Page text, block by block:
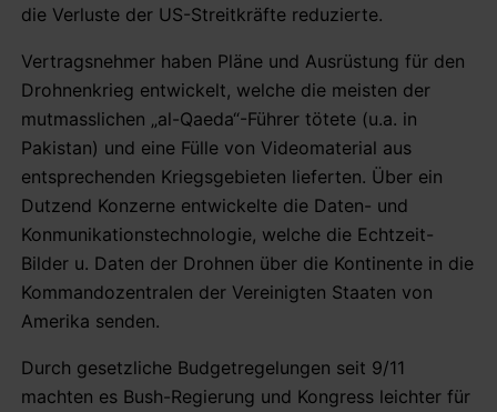
die Verluste der US-Streitkräfte reduzierte.
Vertragsnehmer haben Pläne und Ausrüstung für den
Drohnenkrieg entwickelt, welche die meisten der
mutmasslichen „al-Qaeda“-Führer tötete (u.a. in
Pakistan) und eine Fülle von Videomaterial aus
entsprechenden Kriegsgebieten lieferten. Über ein
Dutzend Konzerne entwickelte die Daten- und
Konmunikationstechnologie, welche die Echtzeit-
Bilder u. Daten der Drohnen über die Kontinente in die
Kommandozentralen der Vereinigten Staaten von
Amerika senden.
Durch gesetzliche Budgetregelungen seit 9/11
machten es Bush-Regierung und Kongress leichter für